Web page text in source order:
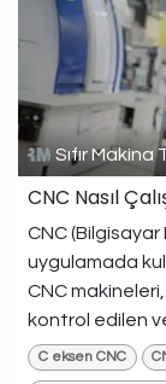
Sıfır
CNC Nasıl
CNC
uygulamada
CNC
kontrol edilen
C eksen CNC